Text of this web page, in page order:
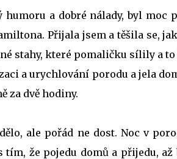
a dobré nálady, byl moc
Přijala jsem a těšila se,
stahy, které pomaličku sílily a to
a urychlování porodu a jela
za dvě hodiny.
ale pořád ne dost. Noc v
že pojedu domů a přijedu,